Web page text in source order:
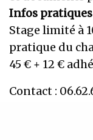
Infos pratiques
Stage limité à
pratique du
45 € + 12 €
Contact :